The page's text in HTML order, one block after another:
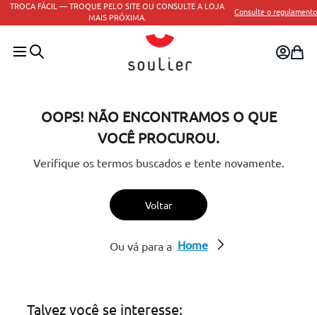
TROCA FÁCIL — TROQUE PELO SITE OU CONSULTE A LOJA
MAIS PRÓXIMA.
Consulte o regulamento
OOPS! NÃO ENCONTRAMOS O QUE
VOCÊ PROCUROU.
Verifique os termos buscados e tente novamente.
Voltar
Ou vá para a Home
Talvez você se interesse: